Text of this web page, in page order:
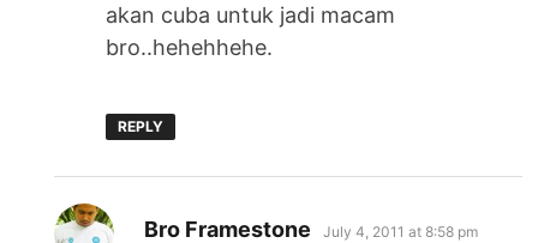
akan cuba untuk jadi macam
bro..hehehhehe.
REPLY
Bro Framestone says:
July 4, 2011 at 8:58 pm